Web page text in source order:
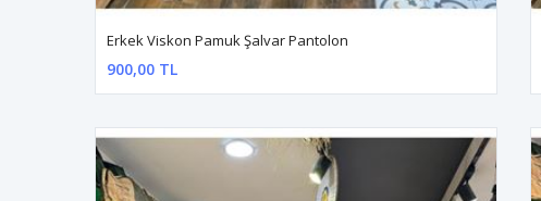
Erkek Viskon Pamuk Şalvar Pantolon
900,00 TL